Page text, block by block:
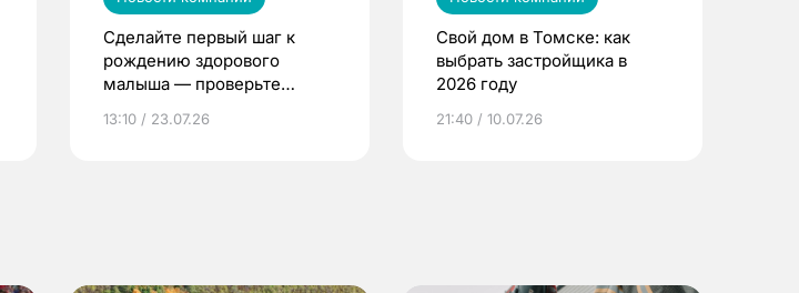
Сделайте первый шаг к
рождению здорового
малыша — проверьте
по ОМС!
13:10 / 23.07.26
Свой дом в Томске: как
выбрать застройщика в
2026 году
21:40 / 10.07.26